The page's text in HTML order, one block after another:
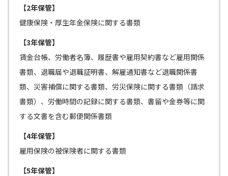
【2年保管】
健康保険・厚生年金保険に関する書類
【3年保管】
賃金台帳、労働者名簿、履歴書や雇用契約書など雇用関係
書類、退職届や退職証明書、解雇通知書など退職関係書
類、災害補償に関する書類、労災保険に関する書類（請求
書類）、労働時間の記録に関する書類、書留や金券等に関
する文書を含む郵便関係書類
【4年保管】
雇用保険の被保険者に関する書類
【5年保管】